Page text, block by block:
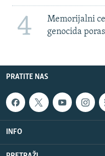
4
Memorijalni
genocida
PRATITE NAS
INFO